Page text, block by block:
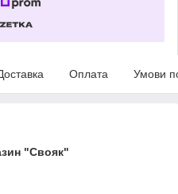
Оплата Умови
"Свояк"